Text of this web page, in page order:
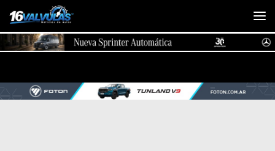
Saltar al contenido